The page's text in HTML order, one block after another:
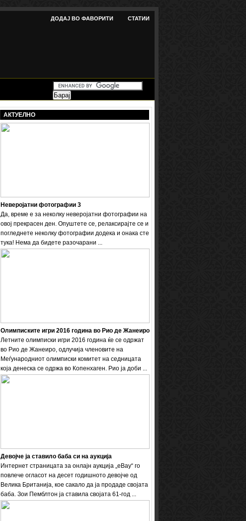
ДОДАЈ ВО ФАВОРИТИ СТАТИИ
АКТУЕЛНО
Неверојатни фотографии 3
Да, време е за неколку неверојатни фотографии на
овој прекрасен ден. Опуштете се, релаксирајте се и
погледнете неколку фотографии додека и онака сте
тука! Нема да бидете разочарани ...
Олимписките игри 2016 година во Рио де Жанеиро
Летните олимписки игри 2016 година ќе се одржат
во Рио де Жанеиро, одлучија членовите на
Меѓународниот олимписки комитет на седницата
која денеска се одржа во Копенхаген. Рио ја доби ...
Девојче ја ставило баба си на аукција
Интернет страницата за онлајн аукција „eBay“ го
повлече огласот на десет годишното девојче од
Велика Британија, кое сакало да ја продаде својата
баба. Зои Пемблтон ја ставила својата 61-год ...